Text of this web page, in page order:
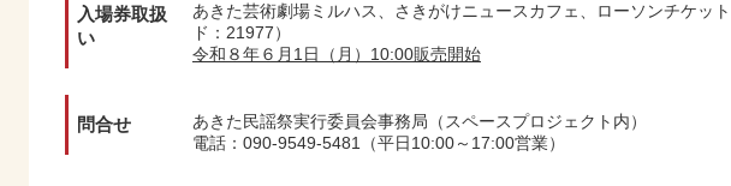
入場券取扱
い
あきた芸術劇場ミルハス、さきがけニュースカフェ、ローソンチケッ
ド：21977）
令和８年６月1日（月）10:00販売開始
問合せ
あきた民謡祭実行委員会事務局（スペースプロジェクト内）
電話：090-9549-5481（平日10:00～17:00営業）